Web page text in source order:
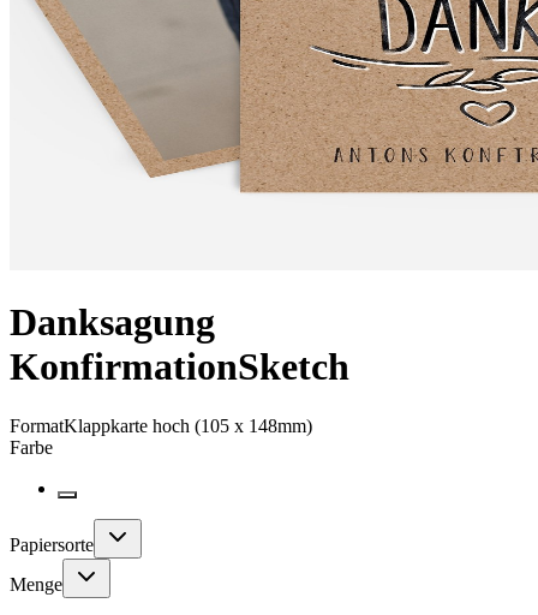
Danksagung
KonfirmationSketch
FormatKlappkarte hoch (105 x 148mm)
Farbe
Papiersorte
Menge